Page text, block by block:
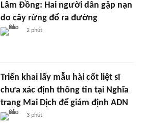
Lâm Đồng: Hai người dân gặp nạn
do cây rừng đổ ra đường
2 phút
Triển khai lấy mẫu hài cốt liệt sĩ
chưa xác định thông tin tại Nghĩa
trang Mai Dịch để giám định ADN
3 phút